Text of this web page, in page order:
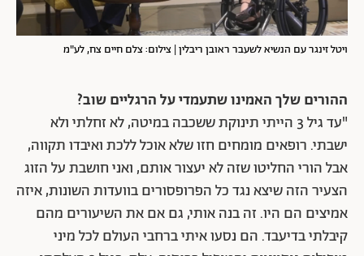
ויטל זינגר עם הנשיא לשעבר ראובן ריבלין | צילום: צלם חיים צח, לע"מ
ההורים שלך האמינו שתעמדי על הרגליים שוב?
"עד גיל 3 הייתי תינוקת ששכבה במיטה, לא זחלתי ולא
ישבתי. רופאים מומחים חזו שלא אוכל ללכת ואיבדו תקווה,
אבל הורי החליטו שזה לא יעצור אותם, ואני חושבת על הזוג
הצעיר הזה שיצא נגד כל הפרופסורים בוועדות השונות, איזה
אמיצים הם היו. זה בנה אותי, גם אם את השיעורים מהם
קיבלתי בדיעבד. הם נסעו איתי ברחבי העולם לכל מיני